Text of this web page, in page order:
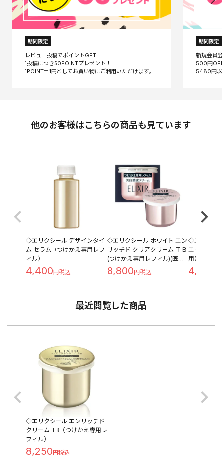
期間限定
レビュー投稿でポイントGET
1投稿につき50POINTプレゼント！
期間限定
新規会員
500円
他のお客様はこちらの商品も見ています
◇エリクシール デザインタイ
ム セラム（つけかえ専用レフ
ィル）
4,400
◇エリクシール ホワイト エン
リッチド クリアクリーム ＴＢ
(つけかえ専用レフィル)(医薬
部外品) 45g
8,800
◇エリクシ
エマルジョ
用）110ml
4,070
最近閲覧した商品
◇エリクシール エンリッチド
クリーム TB（つけかえ専用レ
フィル）
8,250